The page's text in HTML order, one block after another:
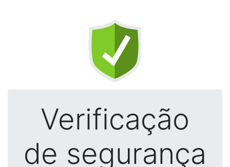
Verificação
de segurança